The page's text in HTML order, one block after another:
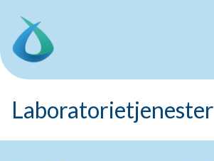
Laboratorietjenester